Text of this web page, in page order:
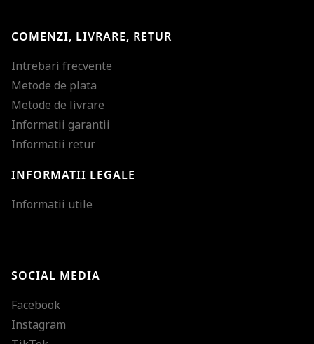
COMENZI, LIVRARE, RETUR
Intrebari frecvente
Metode de plata
Metode de livrare
Informatii garantii
Informatii retur
INFORMATII LEGALE
Informatii utile
SOCIAL MEDIA
Facebook
Instagram